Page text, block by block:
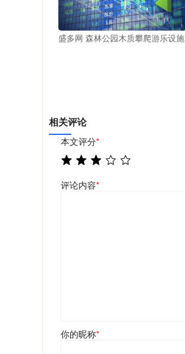
盛多网 森林公园木质攀爬游乐设施
相关评论
本文评分*
评论内容*
你的昵称*